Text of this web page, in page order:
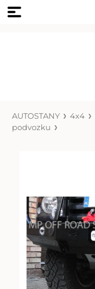
AUTOSTANY 4x4
podvozku